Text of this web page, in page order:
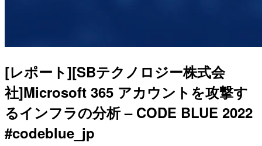
[レポート][SBテクノロジー株式会
社]Microsoft 365 アカウントを攻撃す
るインフラの分析 – CODE BLUE 2022
#codeblue_jp